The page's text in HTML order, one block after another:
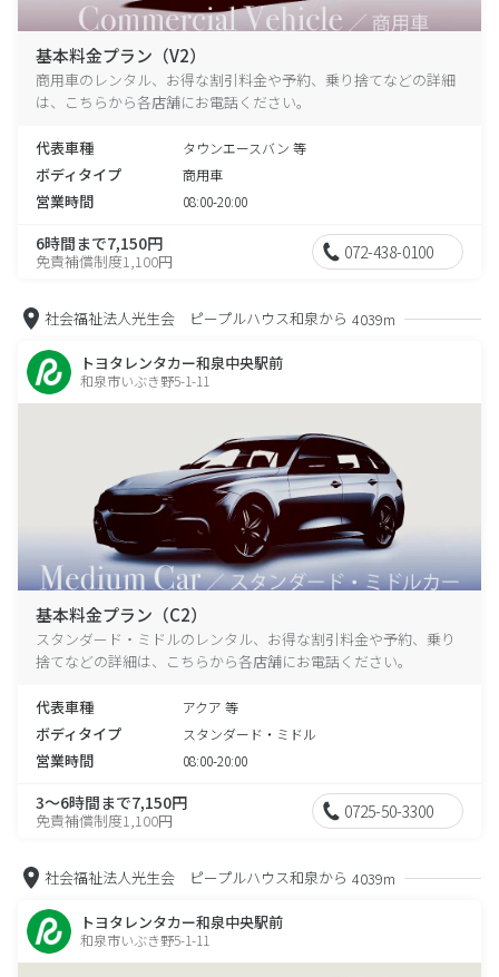
基本料金プラン（V2）
商用車のレンタル、お得な割引料金や予約、乗り捨てなどの詳細
は、こちらから各店舗にお電話ください。
代表車種 タウンエースバン 等
ボディタイプ 商用車
営業時間 08:00-20:00
6時間まで7,150円
免責補償制度1,100円 072-438-0100
社会福祉法人光生会 ピープルハウス和泉から 4039m
トヨタレンタカー和泉中央駅前
和泉市いぶき野5-1-11
基本料金プラン（C2）
スタンダード・ミドルのレンタル、お得な割引料金や予約、乗り
捨てなどの詳細は、こちらから各店舗にお電話ください。
代表車種 アクア 等
ボディタイプ スタンダード・ミドル
営業時間 08:00-20:00
3～6時間まで7,150円
免責補償制度1,100円 0725-50-3300
社会福祉法人光生会 ピープルハウス和泉から 4039m
トヨタレンタカー和泉中央駅前
和泉市いぶき野5-1-11